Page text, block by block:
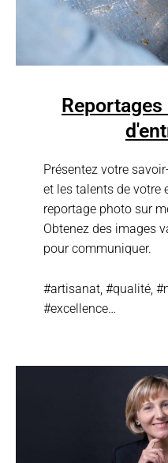
Présentez votre
et les talents de votre
reportage photo sur
Obtenez des images
pour communiquer.
#artisanat, #qualité,
#excellence…